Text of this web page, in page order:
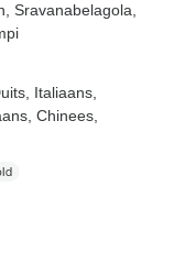
, Sravanabelagola
Italiaans,
Chinees,